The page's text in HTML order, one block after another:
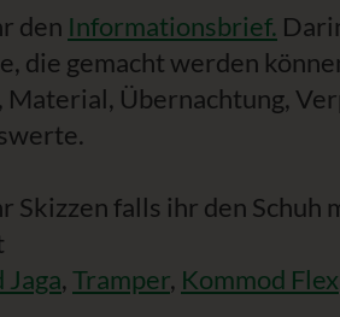
den Informationsbrief.
die gemacht werden
Übernachtung,
Skizzen falls ihr den Schuh
,Tramper, Kommod Flex